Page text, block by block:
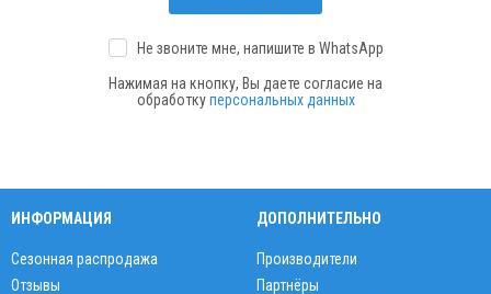
Не звоните мне, напишите в WhatsApp
Нажимая на кнопку, Вы даете согласие на
обработкуперсональных данных
ИНФОРМАЦИЯ
Сезонная распродажа
Отзывы
ДОПОЛНИТЕЛЬНО
Производители
Партнёры